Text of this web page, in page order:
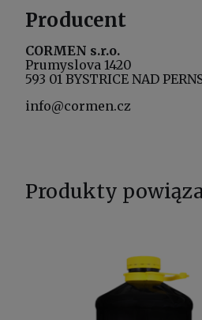
Producent
CORMEN s.r.o.
Prumyslova 1420
593 01 BYSTRICE NAD
info@cormen.cz
Produkty